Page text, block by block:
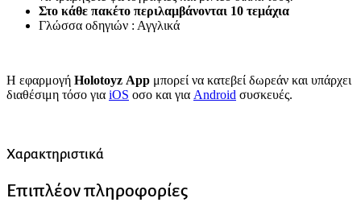
Στο κάθε πακέτο περιλαμβάνονται 10 τεμάχια
Γλώσσα οδηγιών : Αγγλικά
Η εφαρμογή Holotoyz App μπορεί να κατεβεί δωρεάν και υπάρχει
διαθέσιμη τόσο για iOS οσο και για Android συσκευές.
Χαρακτηριστικά
Επιπλέον πληροφορίες